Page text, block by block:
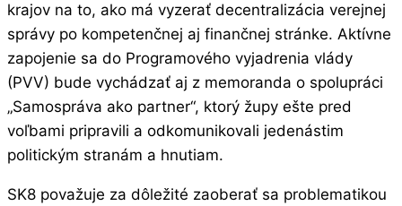
krajov na to, ako má vyzerať decentralizácia verejnej
správy po kompetenčnej aj finančnej stránke. Aktívne
zapojenie sa do Programového vyjadrenia vlády
(PVV) bude vychádzať aj z memoranda o spolupráci
„Samospráva ako partner“, ktorý župy ešte pred
voľbami pripravili a odkomunikovali jedenástim
politickým stranám a hnutiam.
SK8 považuje za dôležité zaoberať sa problematikou